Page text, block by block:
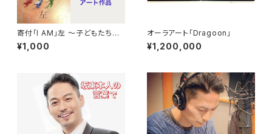
寄付「I AM」左 〜子どもたちの
未来へ紡ぐ「デジタル・オーラア
ート」
¥1,000
オーラアート「Dragoon」
¥1,200,000